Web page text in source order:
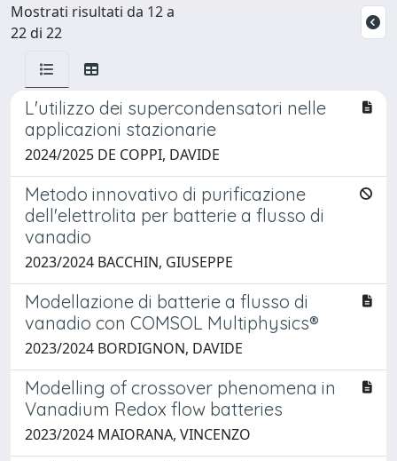
Mostrati risultati da 12 a
22 di 22
L'utilizzo dei supercondensatori nelle
applicazioni stazionarie
2024/2025 DE COPPI, DAVIDE
Metodo innovativo di purificazione
dell'elettrolita per batterie a flusso di
vanadio
2023/2024 BACCHIN, GIUSEPPE
Modellazione di batterie a flusso di
vanadio con COMSOL Multiphysics®
2023/2024 BORDIGNON, DAVIDE
Modelling of crossover phenomena in
Vanadium Redox flow batteries
2023/2024 MAIORANA, VINCENZO